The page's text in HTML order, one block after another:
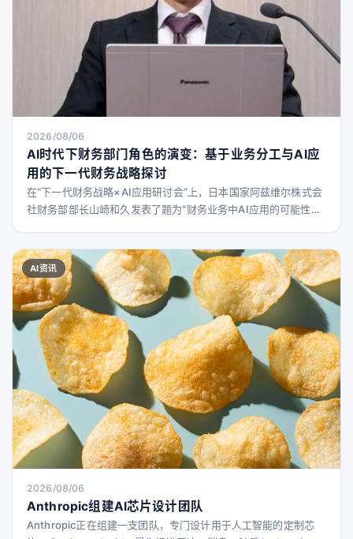
2026/08/06
AI时代下财务部门角色的演变：基于业务分工与AI应
用的下一代财务战略探讨
在“下一代财务战略×AI应用研讨会”上，日本国家阿兹维尔株式会
社财务部部长山崎和久发表了题为“财务业务中AI应用的可能性与
部长从外包、系统、自社财务三者的角色分工出发，梳理了业务
设计的思路，结合实际工作视角，详细解读了AI应用的潜力与风
险，以及下一代财务部门的未来形态。 VUCA时代
AI资讯
2026/08/06
Anthropic组建AI芯片设计团队
Anthropic正在组建一支团队，专门设计用于人工智能的定制芯